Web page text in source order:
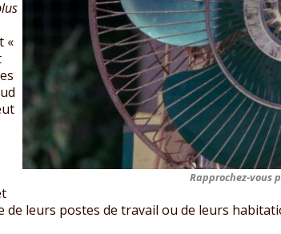
Rapprochez-vous
«
de leurs postes de travail ou de leurs